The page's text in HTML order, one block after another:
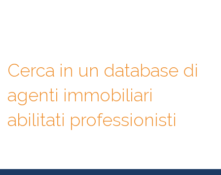
Cerca in un database di
agenti immobiliari
abilitati professionisti